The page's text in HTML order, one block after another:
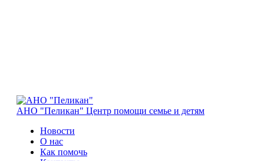
АНО "Пеликан" Центр помощи семье и детям
Новости
О нас
Как помочь